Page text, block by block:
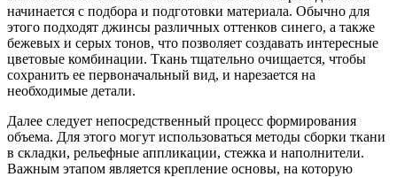
начинается с подбора и подготовки материала. Обычно для
этого подходят джинсы различных оттенков синего, а также
бежевых и серых тонов, что позволяет создавать интересные
цветовые комбинации. Ткань тщательно очищается, чтобы
сохранить ее первоначальный вид, и нарезается на
необходимые детали.
Далее следует непосредственный процесс формирования
объема. Для этого могут использоваться методы сборки ткани
в складки, рельефные аппликации, стежка и наполнители.
Важным этапом является крепление основы, на которую